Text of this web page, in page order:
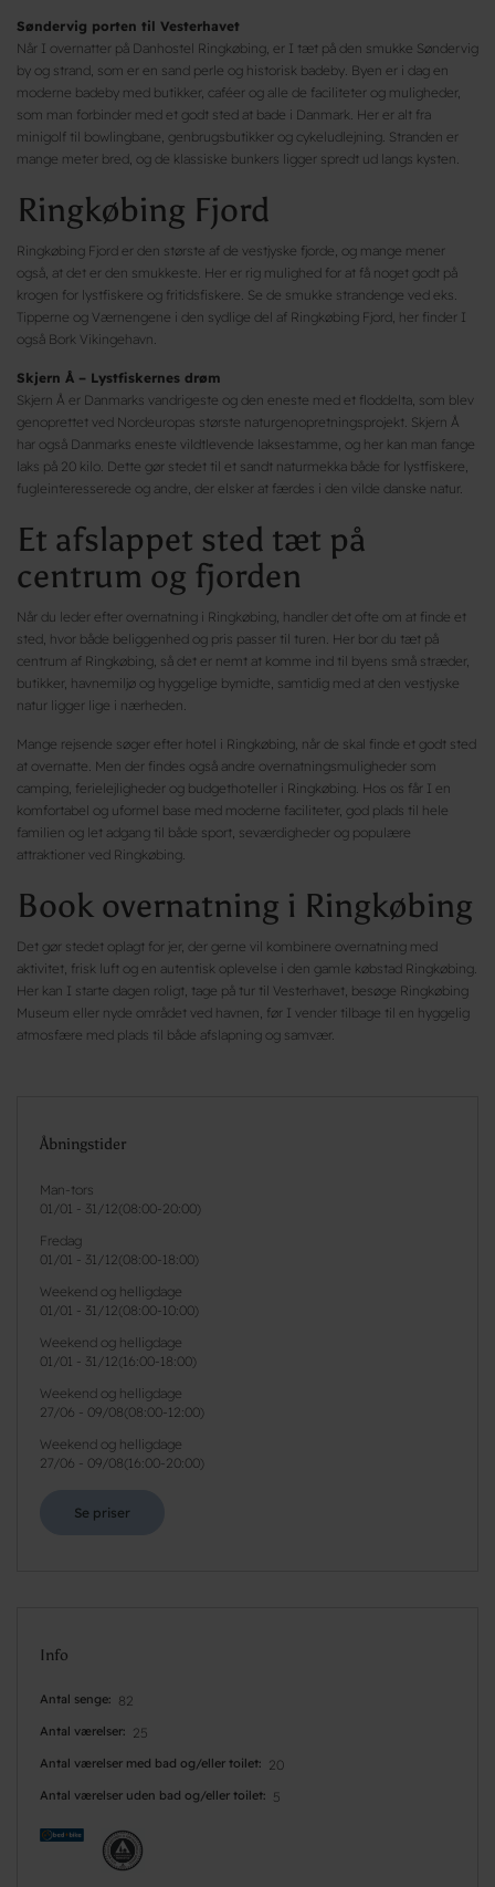
Søndervig porten til Vesterhavet
Når I overnatter på Danhostel Ringkøbing, er I tæt på den smukke Søndervig
by og strand, som er en sand perle og historisk badeby. Byen er i dag en
moderne badeby med butikker, caféer og alle de faciliteter og muligheder,
som man forbinder med et godt sted at bade i Danmark. Her er alt fra
minigolf til bowlingbane, genbrugsbutikker og cykeludlejning. Stranden er
mange meter bred, og de klassiske bunkers ligger spredt ud langs kysten.
Ringkøbing Fjord
Ringkøbing Fjord er den største af de vestjyske fjorde, og mange mener
også, at det er den smukkeste. Her er rig mulighed for at få noget godt på
krogen for lystfiskere og fritidsfiskere. Se de smukke strandenge ved eks.
Tipperne og Værnengene i den sydlige del af Ringkøbing Fjord, her finder I
også Bork Vikingehavn.
Skjern Å – Lystfiskernes drøm
Skjern Å er Danmarks vandrigeste og den eneste med et floddelta, som blev
genoprettet ved Nordeuropas største naturgenopretningsprojekt. Skjern Å
har også Danmarks eneste vildtlevende laksestamme, og her kan man fange
laks på 20 kilo. Dette gør stedet til et sandt naturmekka både for lystfiskere,
fugleinteresserede og andre, der elsker at færdes i den vilde danske natur.
Et afslappet sted tæt på
centrum og fjorden
Når du leder efter overnatning i Ringkøbing, handler det ofte om at finde et
sted, hvor både beliggenhed og pris passer til turen. Her bor du tæt på
centrum af Ringkøbing, så det er nemt at komme ind til byens små stræder,
butikker, havnemiljø og hyggelige bymidte, samtidig med at den vestjyske
natur ligger lige i nærheden.
Mange rejsende søger efter hotel i Ringkøbing, når de skal finde et godt sted
at overnatte. Men der findes også andre overnatningsmuligheder som
camping, ferielejligheder og budgethoteller i Ringkøbing. Hos os får I en
komfortabel og uformel base med moderne faciliteter, god plads til hele
familien og let adgang til både sport, seværdigheder og populære
attraktioner ved Ringkøbing.
Book overnatning i Ringkøbing
Det gør stedet oplagt for jer, der gerne vil kombinere overnatning med
aktivitet, frisk luft og en autentisk oplevelse i den gamle købstad Ringkøbing.
Her kan I starte dagen roligt, tage på tur til Vesterhavet, besøge Ringkøbing
Museum eller nyde området ved havnen, før I vender tilbage til en hyggelig
atmosfære med plads til både afslapning og samvær.
Åbningstider
Man-tors
01/01 - 31/12( 08:00-20:00)
Fredag
01/01 - 31/12( 08:00-18:00)
Weekend og helligdage
01/01 - 31/12( 08:00-10:00)
Weekend og helligdage
01/01 - 31/12( 16:00-18:00)
Weekend og helligdage
27/06 - 09/08( 08:00-12:00)
Weekend og helligdage
27/06 - 09/08( 16:00-20:00)
Se priser
Info
Antal senge 82
Antal værelser 25
Antal værelser med bad og/eller toilet 20
Antal værelser uden bad og/eller toilet 5